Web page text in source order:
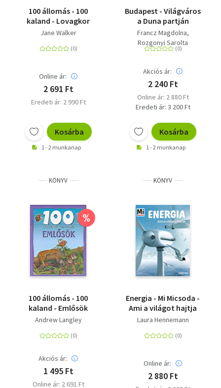
100 állomás - 100
kaland - Lovagkor
Jane Walker
Online ár:
2 691 Ft
Eredeti ár: 2 990 Ft
Kosárba
1 - 2 munkanap
Budapest - Világváros
a Duna partján
Francz Magdolna
Rozgonyi Sarolta
Akciós ár:
2 240 Ft
Online ár: 2 880 Ft
Eredeti ár: 3 200 Ft
Kosárba
1 - 2 munkanap
KÖNYV
%
100 állomás - 100
kaland - Emlősök
Andrew Langley
Akciós ár:
1 495 Ft
Online ár: 2 691 Ft
KÖNYV
Energia - Mi Micsoda -
Ami a világot hajtja
Laura Hennemann
Online ár:
2 880 Ft